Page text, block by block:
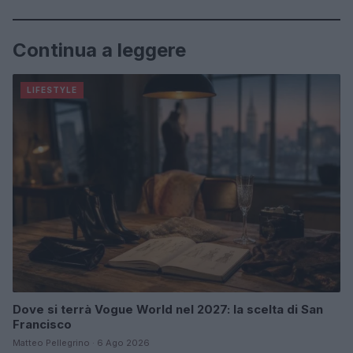
Continua a leggere
LIFESTYLE
Dove si terrà Vogue World nel 2027: la scelta di San
Francisco
Matteo Pellegrino · 6 Ago 2026